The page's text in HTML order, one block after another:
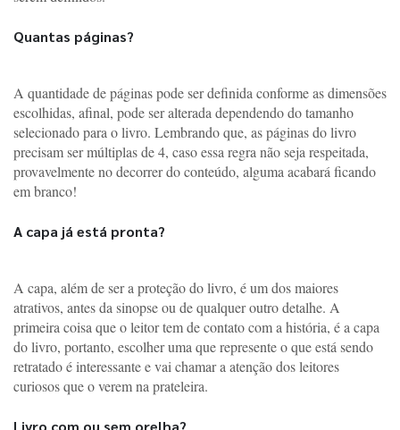
Quantas páginas?
A quantidade de páginas pode ser definida conforme as dimensões
escolhidas, afinal, pode ser alterada dependendo do tamanho
selecionado para o livro. Lembrando que, as páginas do livro
precisam ser múltiplas de 4, caso essa regra não seja respeitada,
provavelmente no decorrer do conteúdo, alguma acabará ficando
em branco!
A capa já está pronta?
A capa, além de ser a proteção do livro, é um dos maiores
atrativos, antes da sinopse ou de qualquer outro detalhe. A
primeira coisa que o leitor tem de contato com a história, é a capa
do livro, portanto, escolher uma que represente o que está sendo
retratado é interessante e vai chamar a atenção dos leitores
curiosos que o verem na prateleira.
Livro com ou sem orelha?